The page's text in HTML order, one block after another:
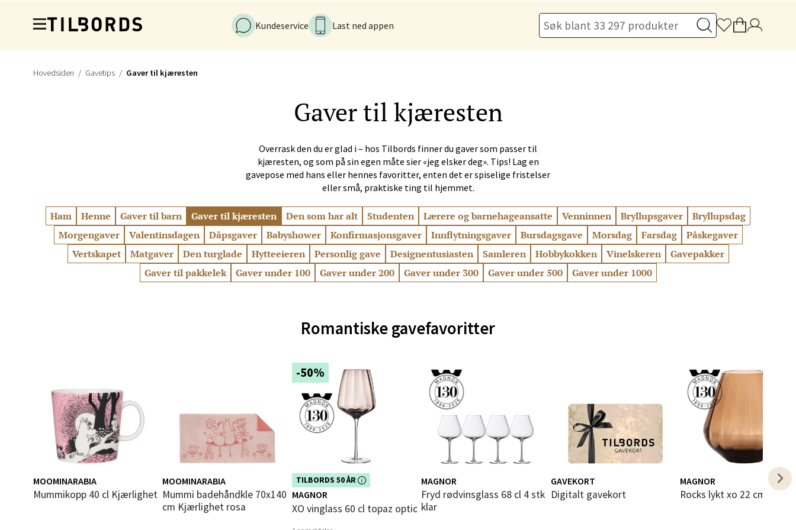
Kundeservice
Last ned appen
Hovedsiden Gavetips Gaver til kjæresten
Gaver til kjæresten
Overrask den du er glad i – hos Tilbords finner du gaver som passer til
kjæresten, og som på sin egen måte sier «jeg elsker deg». Tips! Lag en
gavepose med hans eller hennes favoritter, enten det er spiselige fristelser
eller små, praktiske ting til hjemmet.
Ham Henne Gaver til barn Gaver til kjæresten Den som har alt Studenten Lærere og barnehageansatte Venninnen Bryllupsgaver
Bryllupsdag
Morgengaver
Valentinsdagen Dåpsgaver Babyshower Konfirmasjonsgaver Innflytningsgaver Bursdagsgave Morsdag Farsdag
Påskegaver
Vertskapet
Matgaver Den turglade Hytteeieren Personlig gave Designentusiasten Samleren Hobbykokken Vinelskeren
Gavepakker
Gaver til pakkelek
Gaver under 100 Gaver under 200 Gaver under 300 Gaver under 500 Gaver under 1000
Romantiske gavefavoritter
MOOMINARABIA
Mummikopp 40 cl Kjærlighet
MOOMINARABIA
Mummi badehåndkle 70x140
cm Kjærlighet rosa
-50%
TILBORDS 50 ÅR
Dette produktet er inkludert i vår
kampanje. Benytt deg av rabatten i
dag!
MAGNOR
XO vinglass 60 cl topaz optic
MAGNOR
Fryd rødvinsglass 68 cl 4 stk
klar
GAVEKORT
Digitalt gavekort
MAGNOR
Rocks lykt xo 22 cm topaz
Åpent i dag 10-20
Vel
Moafjæra 14, 7606 Levanger
Åpent i dag 10-20
Mandal - Alti Mandal
Skarvøyveien 55, 4517 Mandal
Åpent i dag 10-20
Velg
Mo i Rana - Thon Senter Mo i Rana
Ålesund - Thon Senter Moa
Langelandsvegen 25, 6010 Ålesund
Åpent i dag 10-20
Velg
Molde - Moldetorget
Torget 1, 6413 Molde
Åpent i dag 10-20